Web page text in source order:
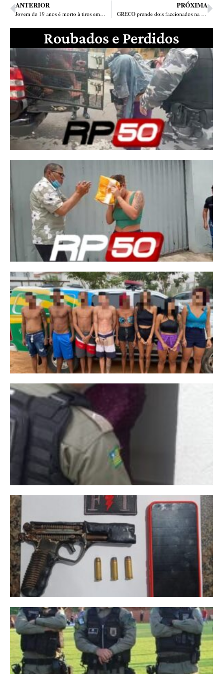
ANTERIOR
Jovem de 19 anos é morto à tiros em um bar na zona Leste
PRÓXIMA
GRECO prende dois faccionados na zona Sul de Teresina
Roubados e Perdidos